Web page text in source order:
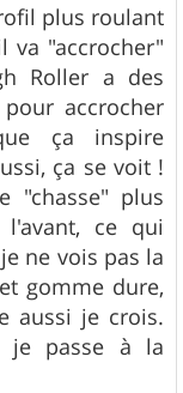
plus roulant
va "accrocher"
Roller a des
accrocher
ça inspire
ça se voit !
"chasse" plus
ce qui
ne vois pas la
gomme dure,
aussi je crois.
je passe à la